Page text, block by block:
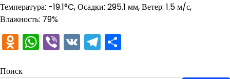
Температура: -19.1°C, Осадки: 295.1 мм, Ветер: 1.5 м/с,
Влажность: 79%
Odnoklassniki
WhatsApp
Viber
VKTelegram
Поиск